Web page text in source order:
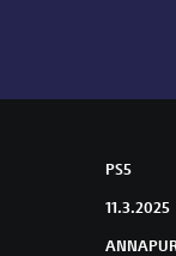
PS5
11.3.2025